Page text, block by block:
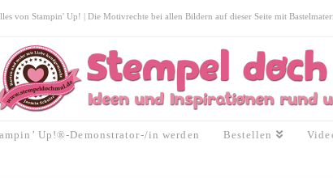
von Stampin' Up! | Die Motivrechte bei allen Bildern auf dieser Seite mit
Up!®-Demonstrator-/in werden Bestellen